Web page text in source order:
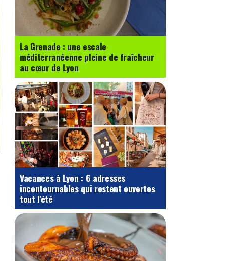
La Grenade : une escale
méditerranéenne pleine de fraîcheur
au cœur de Lyon
Vacances à Lyon : 6 adresses
incontournables qui restent ouvertes
tout l'été